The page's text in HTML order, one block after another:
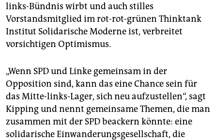
links-Bündnis wirbt und auch stilles
Vorstandsmitglied im rot-rot-grünen Thinktank
Institut Solidarische Moderne ist, verbreitet
vorsichtigen Optimismus.
„Wenn SPD und Linke gemeinsam in der
Opposition sind, kann das eine Chance sein für
das Mitte-links-Lager, sich neu aufzustellen“, sagt
Kipping und nennt gemeinsame Themen, die man
zusammen mit der SPD beackern könnte: eine
solidarische Einwanderungsgesellschaft, die